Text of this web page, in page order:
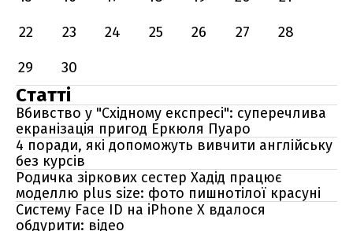
22
23 24 25 26 27
28
29
30
Статті
Вбивство у "Східному експресі": суперечлива
екранізація пригод Еркюля Пуаро
4 поради, які допоможуть вивчити англійську
без курсів
Родичка зіркових сестер Хадід працює
моделлю plus size: фото пишнотілої красуні
Систему Face ID на iPhone X вдалося
обдурити: відео